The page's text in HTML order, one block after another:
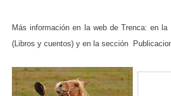
Más información en la web de Trenca: en
(Libros y cuentos) y en la sección